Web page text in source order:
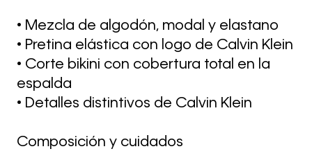
• Mezcla de algodón, modal y elastano
• Pretina elástica con logo de Calvin Klein
• Corte bikini con cobertura total en la
espalda
• Detalles distintivos de Calvin Klein
Composición y cuidados